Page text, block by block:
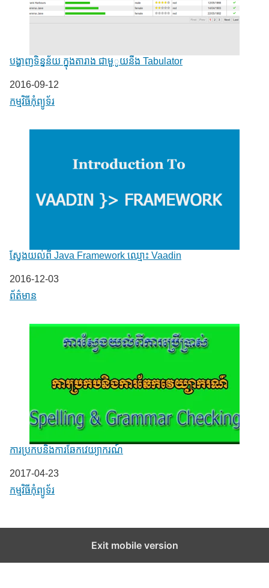
បង្ហាញទិន្នន័យ ក្នុងតារាង ជាមួូយនឹង Tabulator
Date
2016-09-12
In relation to
កម្មវិធីកុំព្យូទ័រ
ស្វែងយល់ពី Java Framework ឈ្មោះ Vaadin
Date
2016-12-03
In relation to
ព័ត៌មាន
ការប្រកបនិងការឆែកវេយ្យាករណ៍
Date
2017-04-23
In relation to
កម្មវិធីកុំព្យូទ័រ
Exit mobile version